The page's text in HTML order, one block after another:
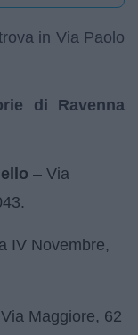
in Via Paolo
di Ravenna
– Via
IV Novembre,
Maggiore, 62